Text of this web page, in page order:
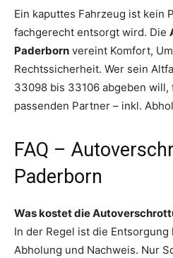
Ein kaputtes Fahrzeug ist kein
fachgerecht entsorgt wird. Die
Paderborn vereint Komfort,
Rechtssicherheit. Wer sein
33098 bis 33106 abgeben will,
passenden Partner – inkl.
FAQ –
Paderborn
Was kostet die
In der Regel ist die
Abholung und Nachweis. Nur